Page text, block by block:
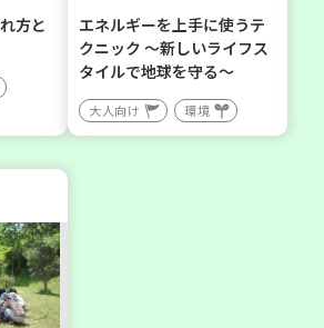
方と
エネルギーを上手に使うテ
クニック ～新しいライフス
タイルで地球を守る～
大人向け 環境